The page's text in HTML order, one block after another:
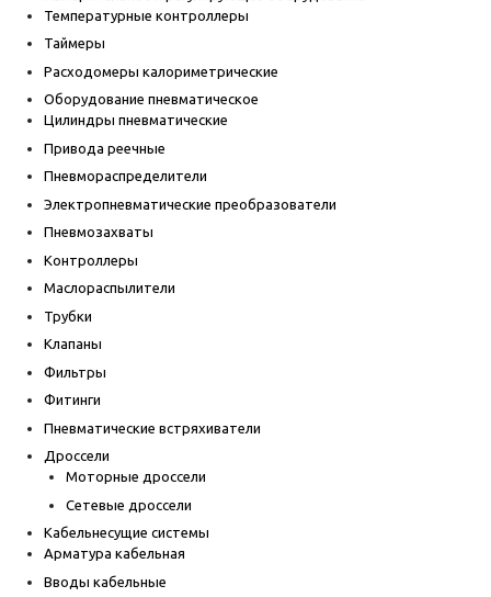
Температурные контроллеры
Таймеры
Расходомеры калориметрические
Оборудование пневматическое
Цилиндры пневматические
Привода реечные
Пневмораспределители
Электропневматические преобразователи
Пневмозахваты
Контроллеры
Маслораспылители
Трубки
Клапаны
Фильтры
Фитинги
Пневматические встряхиватели
Дроссели
Моторные дроссели
Сетевые дроссели
Кабельнесущие системы
Арматура кабельная
Вводы кабельные